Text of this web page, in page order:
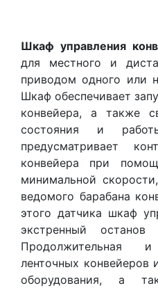
Шкаф управления
для местного и
приводом одного или
Шкаф обеспечивает
конвейера, а также
состояния и
предусматривает
конвейера при
минимальной
ведомого барабана
этого датчика шкаф
экстренный останов
Продолжительная
ленточных конвейеров
оборудования, а